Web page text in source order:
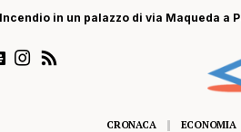
Incendio in un palazzo di via Maqueda a
CRONACA ECONOMIA